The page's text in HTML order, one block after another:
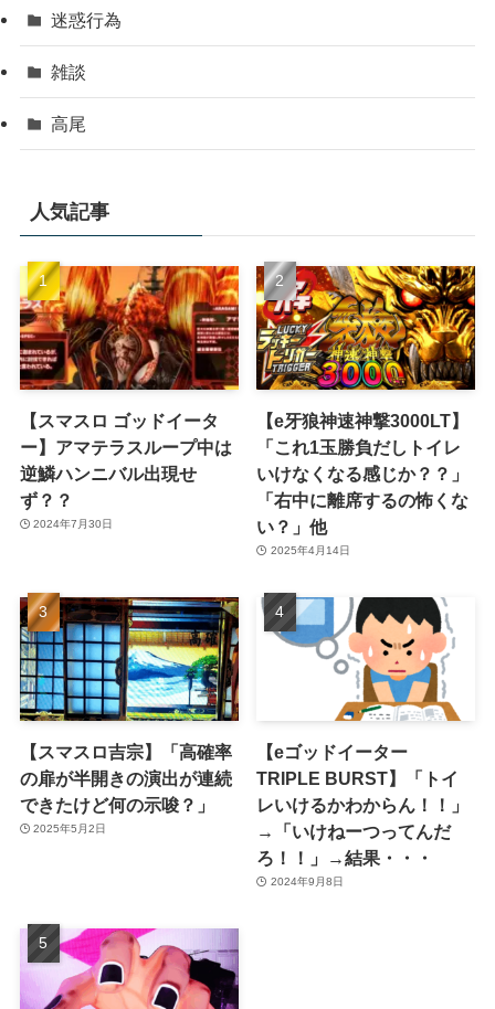
迷惑行為
雑談
高尾
人気記事
【スマスロ ゴッドイータ
ー】アマテラスループ中は
逆鱗ハンニバル出現せ
ず？？
2024年7月30日
【e牙狼神速神撃3000LT】
「これ1玉勝負だしトイレ
いけなくなる感じか？？」
「右中に離席するの怖くな
い？」他
2025年4月14日
【スマスロ吉宗】「高確率
の扉が半開きの演出が連続
できたけど何の示唆？」
2025年5月2日
【eゴッドイーター
TRIPLE BURST】「トイ
レいけるかわからん！！」
→「いけねーつってんだ
ろ！！」→結果・・・
2024年9月8日